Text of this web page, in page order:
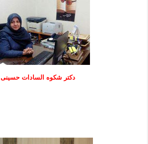
دكتر شكوه السادات حسينی